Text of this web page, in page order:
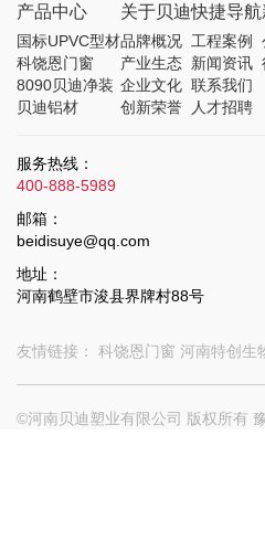
产品中心
国标UPVC型材
科饶恩门窗
8090贝迪净装
贝迪铝材
关于贝迪
品牌概况
产业生态
企业文化
创新荣誉
快捷导航
工程案例
新闻资讯
联系我们
人才招聘
服务热线：
400-888-5989
邮箱：
beidisuye@qq.com
地址：
河南鹤壁市浚县界牌村88号
友情链接： 科饶恩门窗 河南特创生
©河南贝迪塑业有限公司 版权所有